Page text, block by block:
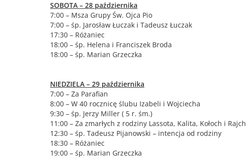
SOBOTA – 28 października
7:00 – Msza Grupy Św. Ojca Pio
7:00 – śp. Jarosław Łuczak i Tadeusz Łuczak
17:30 – Różaniec
18:00 – śp. Helena i Franciszek Broda
18:00 – śp. Marian Grzeczka
NIEDZIELA – 29 października
7:00 – Za Parafian
8:00 – W 40 rocznicę ślubu Izabeli i Wojciecha
9:30 – śp. Jerzy Miller ( 5 r. śm.)
11:00 – Za zmarłych z rodziny Lassota, Kalita, Kołoch i
12:30 – śp. Tadeusz Pijanowski – intencja od rodziny
18:30 – Różaniec
19:00 – śp. Marian Grzeczka